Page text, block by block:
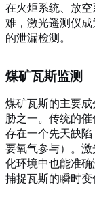
在火炬系统、放
难，激光遥测仪
的泄漏检测。
煤矿瓦斯监测
煤矿瓦斯的主要
胁之一。传统的
存在一个先天缺
要氧气参与）。
化环境中也能准
捕捉瓦斯的瞬时变